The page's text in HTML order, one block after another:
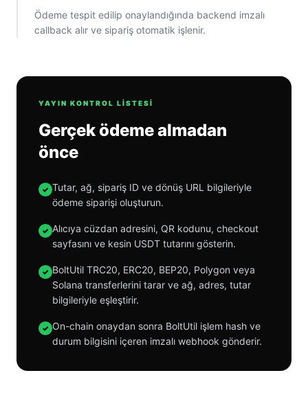
Ödeme tespit edilip onaylandığında backend imzalı
callback alır ve sipariş otomatik işlenir.
YAYIN KONTROL LISTESI
Gerçek ödeme almadan
önce
✓ Tutar, ağ, sipariş ID ve dönüş URL bilgileriyle
ödeme siparişi oluşturun.
✓ Alıcıya cüzdan adresini, QR kodunu, checkout
sayfasını ve kesin USDT tutarını gösterin.
✓ BoltUtil TRC20, ERC20, BEP20, Polygon veya
Solana transferlerini tarar ve ağ, adres, tutar
bilgileriyle eşleştirir.
✓ On-chain onaydan sonra BoltUtil işlem hash ve
durum bilgisini içeren imzalı webhook gönderir.